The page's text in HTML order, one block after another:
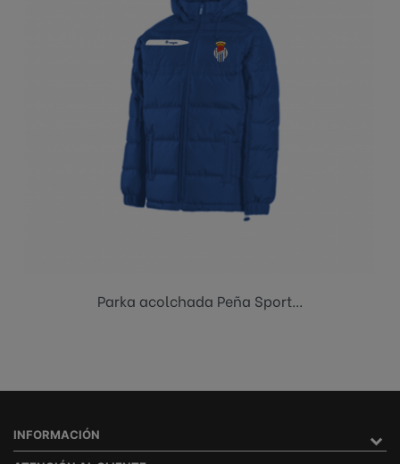
Parka acolchada Peña Sport...
INFORMACIÓN